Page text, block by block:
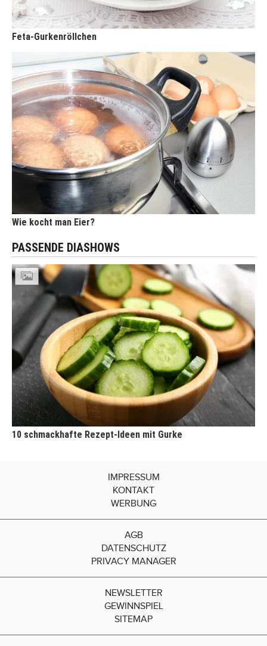
Feta-Gurkenröllchen
Wie kocht man Eier?
PASSENDE DIASHOWS
10 schmackhafte Rezept-Ideen mit Gurke
IMPRESSUM
KONTAKT
WERBUNG
AGB
DATENSCHUTZ
PRIVACY MANAGER
NEWSLETTER
GEWINNSPIEL
SITEMAP